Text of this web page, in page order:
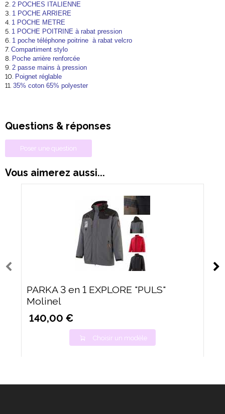
2 POCHES ITALIENNE
1 POCHE ARRIERE
1 POCHE METRE
1 POCHE POITRINE à rabat pression
1 poche téléphone poitrine à rabat velcro
Compartiment stylo
Poche arrière renforcée
2 passe mains à pression
Poignet réglable
35% coton 65% polyester
Questions & réponses
Poser une question
Vous aimerez aussi...
PARKA 3 en 1 EXPLORE "PULS"
Molinel
140,00 €
Choisir un modèle